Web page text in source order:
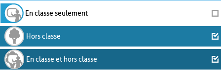
En classe seulement
Hors classe
En classe et hors classe